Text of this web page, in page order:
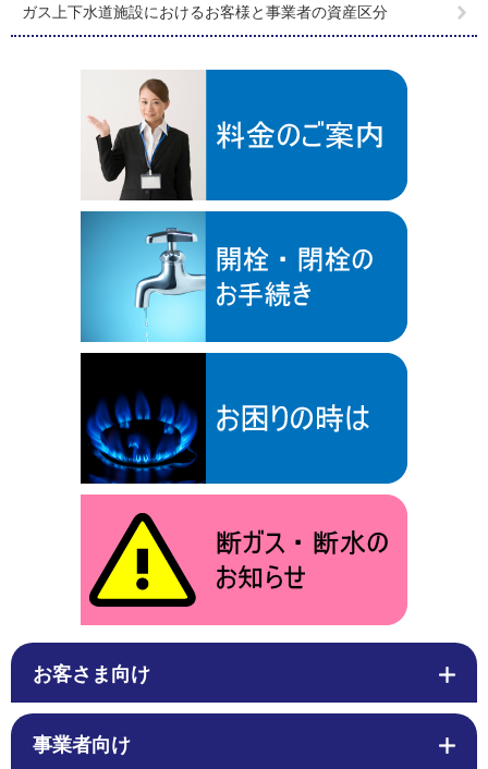
ガス上下水道施設におけるお客様と事業者の資産区分
お客さま向け
事業者向け